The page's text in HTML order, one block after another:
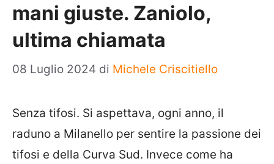
mani giuste. Zaniolo,
ultima chiamata
08 Luglio 2024 di Michele Criscitiello
Senza tifosi. Si aspettava, ogni anno, il
raduno a Milanello per sentire la passione dei
tifosi e della Curva Sud. Invece come ha